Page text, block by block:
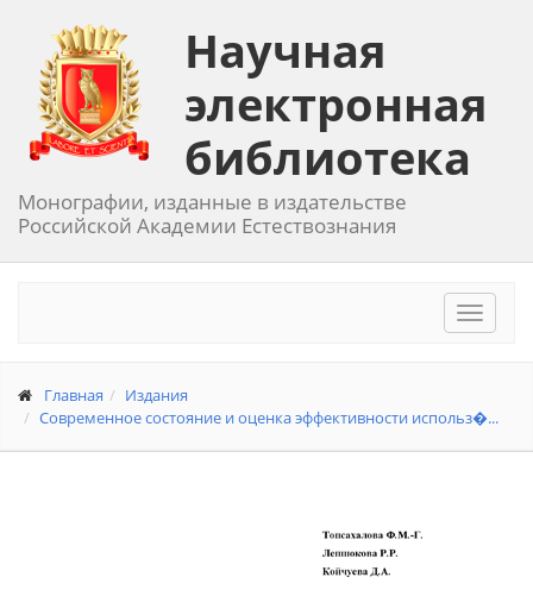
Научная
электронная
библиотека
Монографии, изданные в издательстве
Российской Академии Естествознания
Toggle
Главная
Издания
Современное состояние и оценка эффективности использ�...